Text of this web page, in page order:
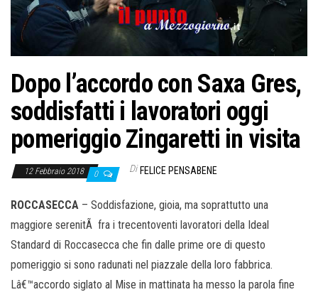
Dopo l’accordo con Saxa Gres,
soddisfatti i lavoratori oggi
pomeriggio Zingaretti in visita
12 Febbraio 2018 0 Di FELICE PENSABENE
ROCCASECCA – Soddisfazione, gioia, ma soprattutto una
maggiore serenitÃ fra i trecentoventi lavoratori della Ideal
Standard di Roccasecca che fin dalle prime ore di questo
pomeriggio si sono radunati nel piazzale della loro fabbrica.
Lâ€™accordo siglato al Mise in mattinata ha messo la parola fine